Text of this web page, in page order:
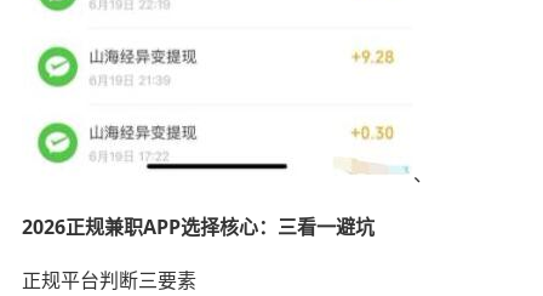
、
2026正规兼职APP选择核心：三看一避坑
正规平台判断三要素